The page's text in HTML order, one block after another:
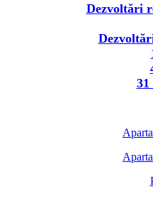
Dezvoltări
31